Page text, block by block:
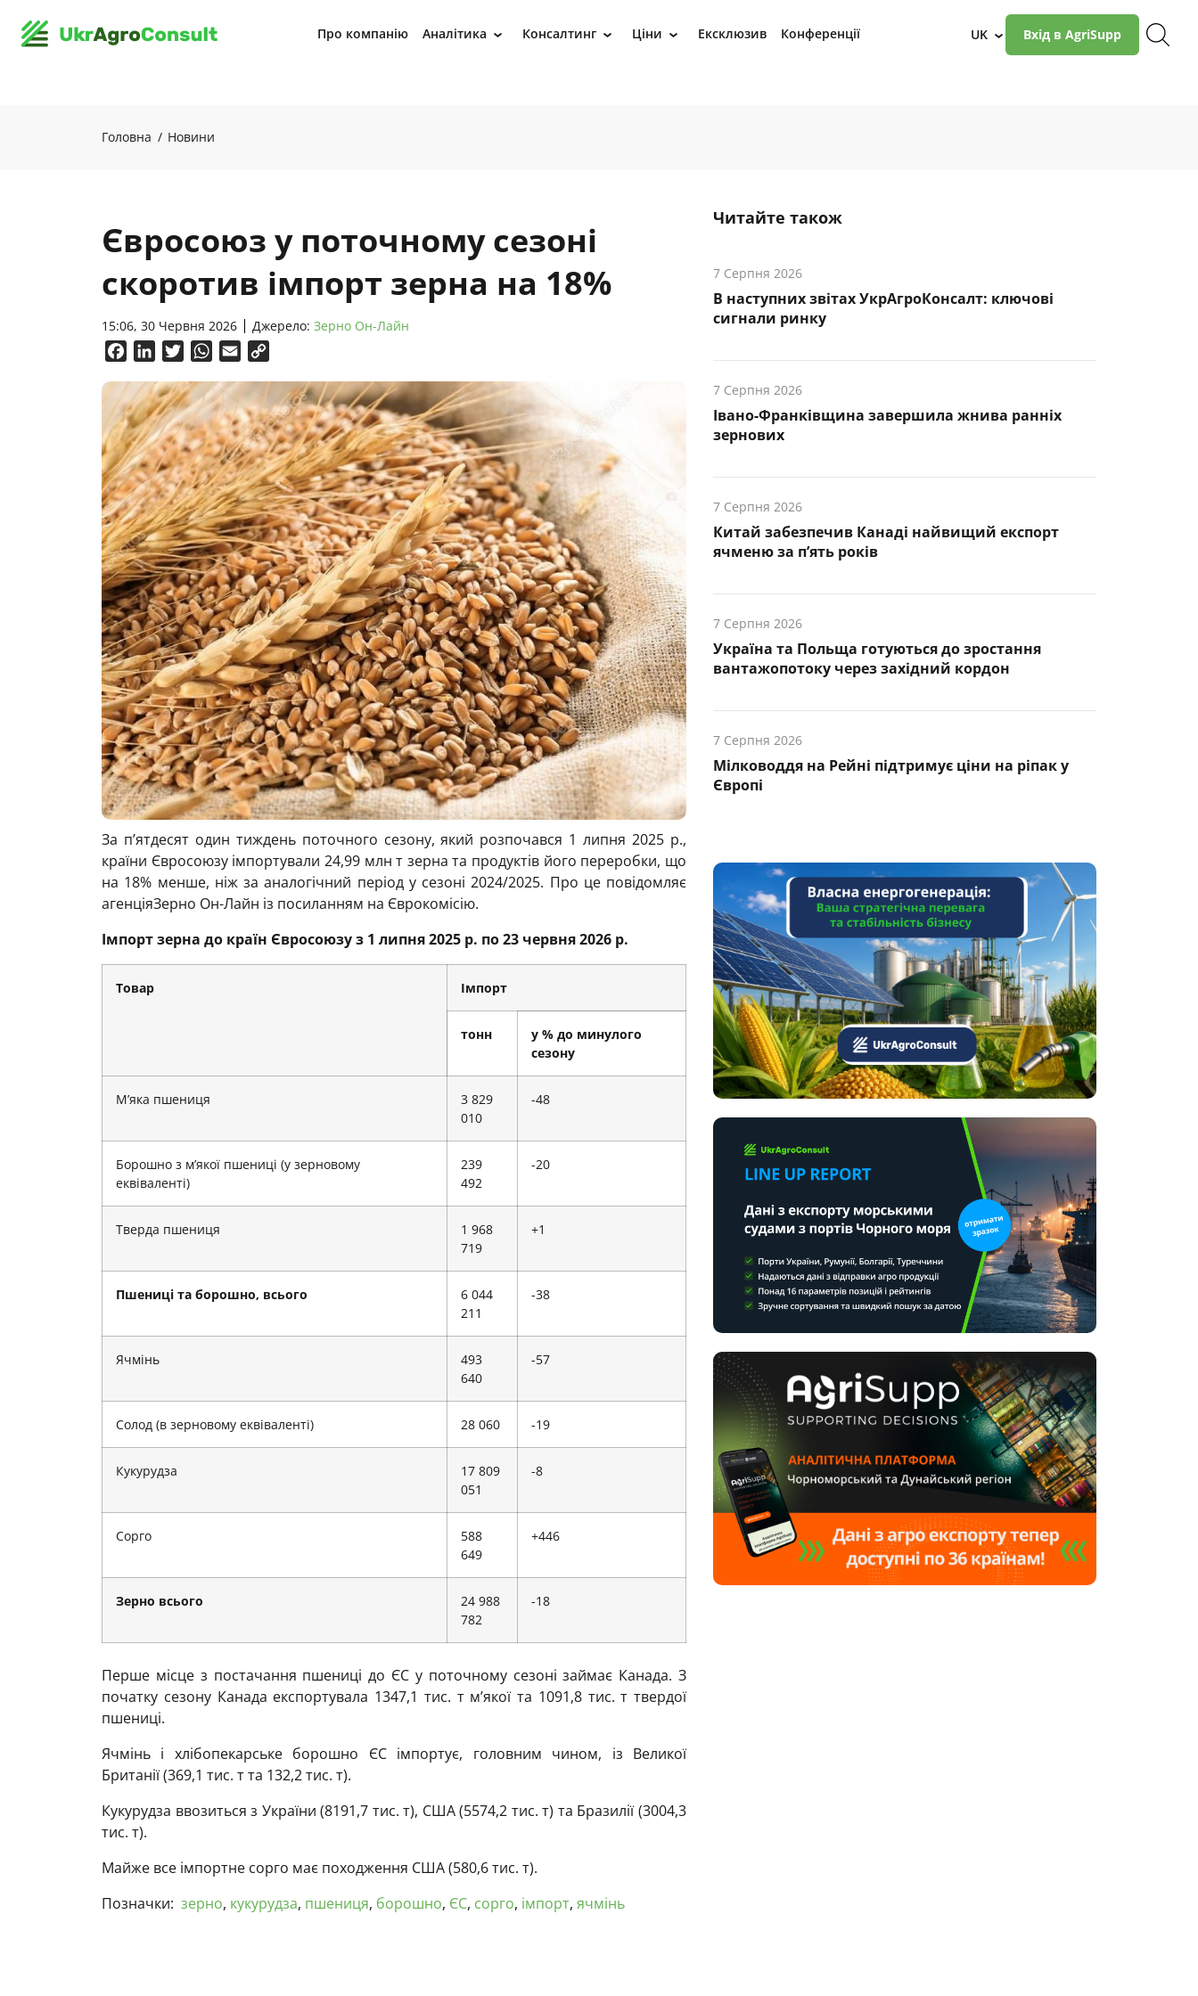
Про компанію Аналітика › Консалтинг › Ціни › Ексклюзив Конференції UK › Вхід в AgriSupp
Головна Новини
Євросоюз у поточному сезоні
скоротив імпорт зерна на 18%
15:06, 30 Червня 2026 Джерело: Зерно Он-Лайн
FacebookLinkedInTwitterWhatsApp
Email
За п’ятдесят один тиждень поточного сезону, який розпочався 1 липня 2025 р.,
країни Євросоюзу імпортували 24,99 млн т зерна та продуктів його переробки, що
на 18% менше, ніж за аналогічний період у сезоні 2024/2025. Про це повідомляє
агенціяЗерно Он-Лайн із посиланням на Єврокомісію.
Імпорт зерна до країн Євросоюзу з 1 липня 2025 р. по 23 червня 2026 р.
Товар Імпорт
тонн
у % до минулого
сезону
М’яка пшениця
3 829
010
-48
Борошно з м’якої пшениці (у зерновому
еквіваленті)
239
492
-20
Тверда пшениця
1 968
719
+1
Пшениці та борошно, всього
6 044
211
-38
Ячмінь
493
640
-57
Солод (в зерновому еквіваленті) 28 060 -19
Кукурудза
17 809
051
-8
Сорго
588
649
+446
Зерно всього
24 988
782
-18
Перше місце з постачання пшениці до ЄС у поточному сезоні займає Канада. З
початку сезону Канада експортувала 1347,1 тис. т м’якої та 1091,8 тис. т твердої
пшениці.
Ячмінь і хлібопекарське борошно ЄС імпортує, головним чином, із Великої
Британії (369,1 тис. т та 132,2 тис. т).
Кукурудза ввозиться з України (8191,7 тис. т), США (5574,2 тис. т) та Бразилії (3004,3
тис. т).
Майже все імпортне сорго має походження США (580,6 тис. т).
Позначки: зерно, кукурудза, пшениця, борошно, ЄС, сорго, імпорт, ячмінь
Читайте також
7 Серпня 2026
В наступних звітах УкрАгроКонсалт: ключові
cигнали ринку
7 Серпня 2026
Івано-Франківщина завершила жнива ранніх
зернових
7 Серпня 2026
Китай забезпечив Канаді найвищий експорт
ячменю за п’ять років
7 Серпня 2026
Україна та Польща готуються до зростання
вантажопотоку через західний кордон
7 Серпня 2026
Мілководдя на Рейні підтримує ціни на ріпак у
Європі